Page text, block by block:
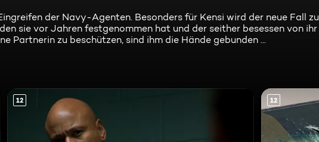
der Navy-Agenten. Besonders für Kensi wird der neue Fall zu
sie vor Jahren festgenommen hat und der seither besessen von ihr
Partnerin zu beschützen, sind ihm die Hände gebunden ...
12 12